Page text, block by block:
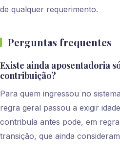
de qualquer requerimento.
Perguntas frequentes
Existe ainda aposentadoria
contribuição?
Para quem ingressou no
regra geral passou a exigir
contribuía antes pode, em
transição, que ainda